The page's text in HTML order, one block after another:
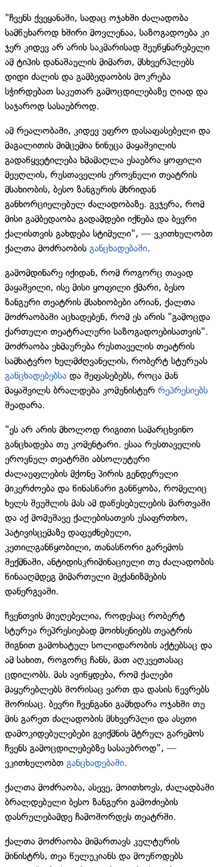
"ჩვენს ქვეყანაში, სადაც ოჯახში ძალადობა
სამწუხაროდ ხშირი მოვლენაა, საზოგადოება კი
ჯერ კიდევ არ არის საკმარისად შეუწყნარებელი
ამ ტიპის დანაშაულის მიმართ, მსხვერპლებს
დიდი ძალის და გამბედაობის მოკრება
სჭირდებათ საკუთარ გამოცდილებაზე ღიად და
საჯაროდ სასაუბროდ.
ამ რეალობაში, კიდევ უფრო დასაფასებელი და
მაგალითის მიმცემია ნინუცა მაყაშვილის
გადაწყვეტილება ხმამაღლა ესაუბრა ყოფილი
მეუღლის, რუსთაველის ეროვნული თეატრის
მსახიობის, ბესო ზანგურის მხრიდან
განხორციელებულ ძალადობაზე. გვჯერა, რომ
მისი გამბედაობა გადამდები იქნება და ბევრი
ქალისთვის გახდება სტიმული", — ვკითხულობთ
ქალთა მოძრაობის განცხადებაში.
გამომდინარე იქიდან, რომ როგორც თავად
მაყაშვილი, ისე მისი ყოფილი ქმარი, ბესო
ზანგური თეატრის მსახიობები არიან, ქალთა
მოძრაობაში აცხადებენ, რომ ეს არის "გამოცდა
ქართული თეატრალური საზოგადოებისათვის".
მოძრაობა ეხმაურება რუსთაველის თეატრის
სამხატვრო ხელმძღვანელის, რობერტ სტურუას
განცხადებებსა და შეფასებებს, როცა მან
მაყაშვილს ბრალდება კომუნისტურ რეპრესიებს
შეადარა.
"ეს არ არის მხოლოდ რიგითი სამარცხვინო
განცხადება თუ კომენტარი. ესაა რუსთაველის
ეროვნულ თეატრში აბსოლუტური
ძალაუფლების მქონე პირის გენდერული
მიკერძოება და წინასწარი განწყობა, რომელიც
ხელს შეუშლის მას ამ დაწესებულების მართვაში
და აქ მომუშავე ქალებისათვის უსაფრთხო,
პატივისცემაზე დაფუძნებული,
კეთილგანწყობილი, თანასწორი გარემოს
შექმნაში, ანტიდისკრიმინაციული თუ ძალადობის
წინააღმდეგ მიმართული მექანიზმების
დანერგვაში.
ჩვენთვის მიუღებელია, როდესაც რობერტ
სტურუა რეპრესიებად მოიხსენიებს თეატრის
შიგნით გამოხატულ სოლიდარობის აქტებსაც და
ამ სახით, როგორც ჩანს, მათ აღკვეთასაც
ცდილობს. მას ავიწყდება, რომ ქალები
მაყურებლებს შორისაც ვართ და დასის წევრებს
შორისაც. ბევრი ჩვენგანი გამხდარა ოჯახში თუ
მის გარეთ ძალადობის მსხვერპლი და ასეთი
დამოკიდებულებები გვიქმნის მტრულ გარემოს
ჩვენს გამოცდილებებზე სასაუბროდ", —
ვკითხულობთ განცხადებაში.
ქალთა მოძრაობა, ასევე, მოითხოვს, ძალადბაში
ბრალდებული ბესო ზანგური გამოძიების
დასრულებამდე ჩამოშორდეს თეატრში.
ქალთა მოძრაობა მიმართავს კულტურის
მინისტრს, თეა წულუკიანს და მოუწოდებს